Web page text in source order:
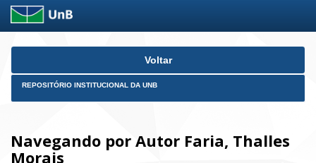
Skip
Voltar
REPOSITÓRIO INSTITUCIONAL DA UNB
Navegando por Autor Faria, Thalles
Morais